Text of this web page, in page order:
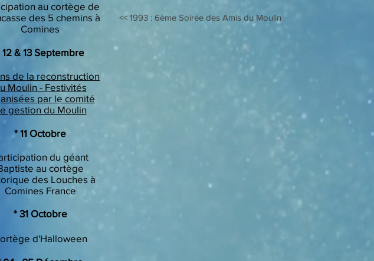
<< 1993 : 6ème Soirée des Amis du Moulin
au cortège de
des 5 chemins à
Comines
12 & 13 Septembre
de la reconstruction
Moulin - Festivités
par le comité
gestion du Moulin
* 11 Octobre
du géant
au cortège
des Louches à
Comines France
​* 31 Octobre
d'Halloween